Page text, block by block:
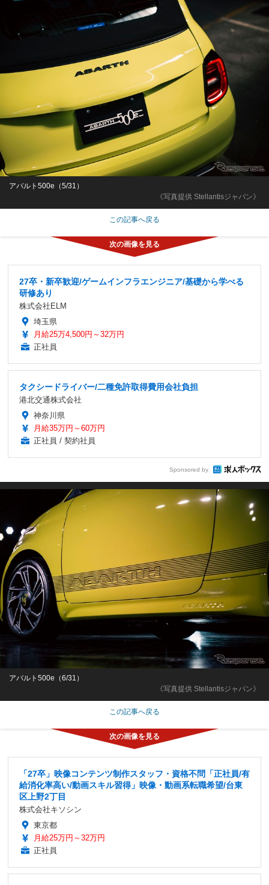
《写真提供 Stellantisジャパン》
アバルト500e（5/31）
この記事へ戻る
27卒・新卒歓迎/ゲームインフラエンジニア/基礎から学べる
研修あり
株式会社ELM
埼玉県
月給25万4,500円～32万円
正社員
タクシードライバー/二種免許取得費用会社負担
港北交通株式会社
神奈川県
月給35万円～60万円
正社員 / 契約社員
Sponsored by
《写真提供 Stellantisジャパン》
アバルト500e（6/31）
この記事へ戻る
「27卒」映像コンテンツ制作スタッフ・資格不問「正社員/有
給消化率高い/動画スキル習得」映像・動画系転職希望/台東
区上野2丁目
株式会社キソシン
東京都
月給25万円～32万円
正社員